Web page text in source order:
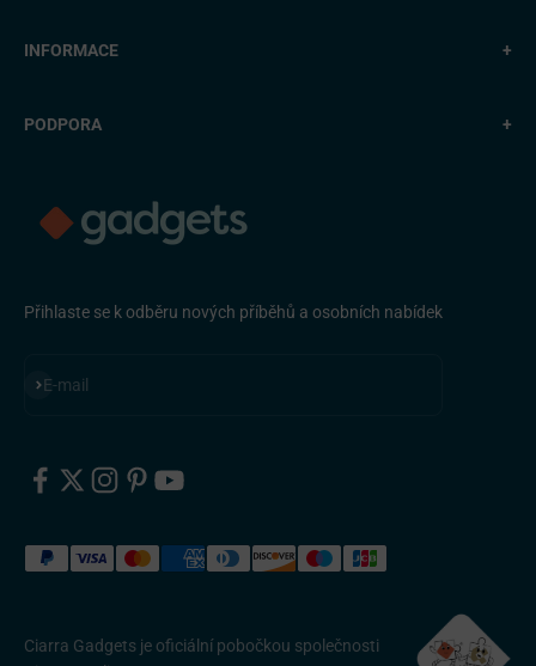
INFORMACE +
PODPORA +
Přihlaste se k odběru nových příběhů a osobních nabídek
E-mail
Přihlásit se k odběru
Ciarra Gadgets je oficiální pobočkou společnosti